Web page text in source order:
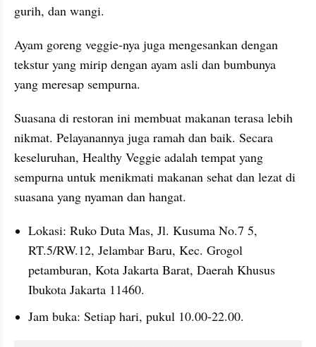
gurih, dan wangi.
Ayam goreng veggie-nya juga mengesankan dengan
tekstur yang mirip dengan ayam asli dan bumbunya
yang meresap sempurna.
Suasana di restoran ini membuat makanan terasa lebih
nikmat. Pelayanannya juga ramah dan baik. Secara
keseluruhan, Healthy Veggie adalah tempat yang
sempurna untuk menikmati makanan sehat dan lezat di
suasana yang nyaman dan hangat.
Lokasi: Ruko Duta Mas, Jl. Kusuma No.7 5,
RT.5/RW.12, Jelambar Baru, Kec. Grogol
petamburan, Kota Jakarta Barat, Daerah Khusus
Ibukota Jakarta 11460.
Jam buka: Setiap hari, pukul 10.00-22.00.